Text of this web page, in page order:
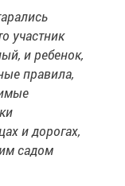
участник
и ребенок,
правила,
и дорогах,
садом